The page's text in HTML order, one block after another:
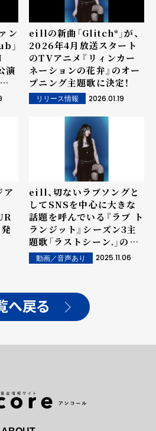
ン
」
演
eillの新曲「Glitch*」が、
2026年4月放送スタート
のTVアニメ『リィンカー
ネーションの花弁』のオー
プニング主題歌に決定！
リリース情報 2026.01.19
ア
eill、切ないラブソングと
してSNSを中心に大きな
話題を呼んでいる『ラブ ト
ランジット』シーズン3主
題歌「ラストシーン.」の歌
唱映像を公開！
動画／音声あり 2025.11.06
へ戻る